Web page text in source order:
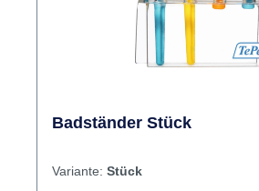
Badständer Stück
Variante: Stück